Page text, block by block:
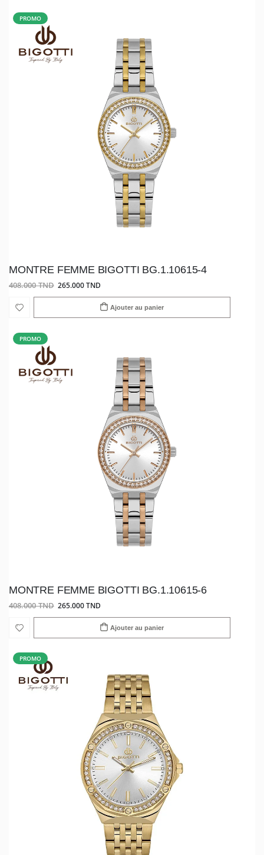
PROMO
MONTRE FEMME BIGOTTI BG.1.10615-4
408.000 TND 265.000 TND
Ajouter au panier
PROMO
MONTRE FEMME BIGOTTI BG.1.10615-6
408.000 TND 265.000 TND
Ajouter au panier
PROMO